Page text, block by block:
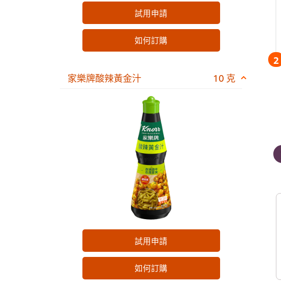
試用申請
如何訂購
家樂牌酸辣黃金汁 10 克
試用申請
如何訂購